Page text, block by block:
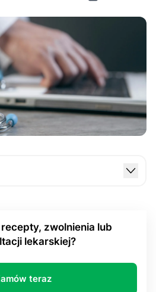
endokrynolog albo ginekolog?
telemedyczne i analiza
jest wizyta osobista i
zwolnienia lub
lekarskiej?
teraz